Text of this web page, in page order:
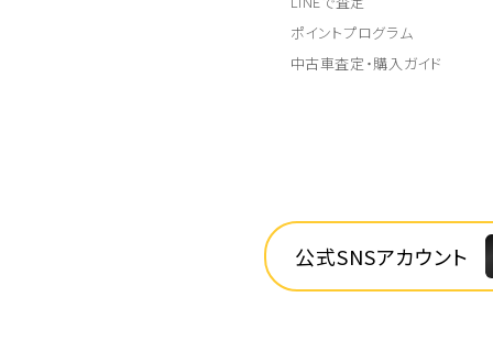
ポイントプログラム
中古車査定・購入ガイド
公式SNSアカウント